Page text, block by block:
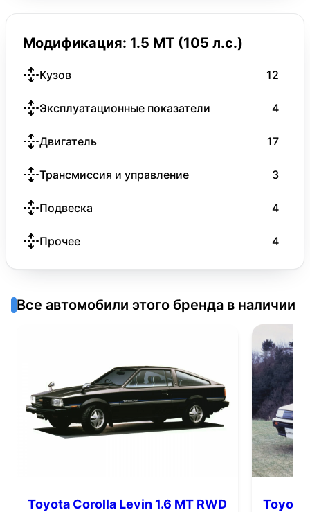
Модификация: 1.5 MT (105 л.с.)
Кузов 12
Эксплуатационные показатели 4
Двигатель 17
Трансмиссия и управление 3
Подвеска 4
Прочее 4
Все автомобили этого бренда в наличии
Toyota Corolla Levin 1.6 MT RWD
Toyota